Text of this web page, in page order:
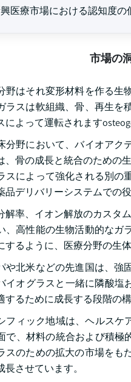
医療市場における認知度の
市場の
野はそれ変形材料を作る生
ラスは軟組織、骨、再生を
によって運転されます
分野において、バイオアク
、骨の成長と統合のための
スによって強化される別の
品デリバリーシステムでの
解率、イオン解放のカスタ
、高性能の生物活動的なガ
するように、医療分野の生
や北米などの先進国は、強
イオグラスと一緒に隣酸
するために成長する段階の
フィック地域は、ヘルスケ
で、材料の統合および積
スのための拡大の市場をも
させています。